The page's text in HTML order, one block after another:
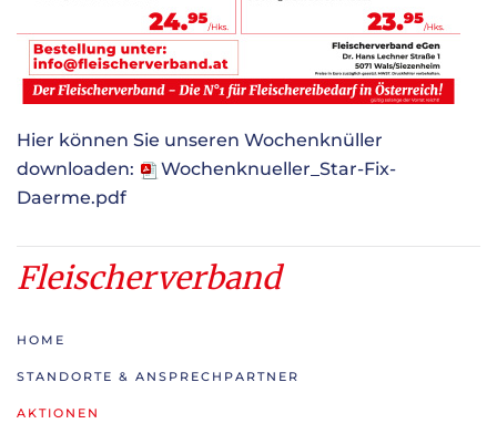
Hier können Sie unseren Wochenknüller
downloaden:
Wochenknueller_Star-Fix-
Daerme.pdf
Fleischerverband
HOME
STANDORTE & ANSPRECHPARTNER
AKTIONEN